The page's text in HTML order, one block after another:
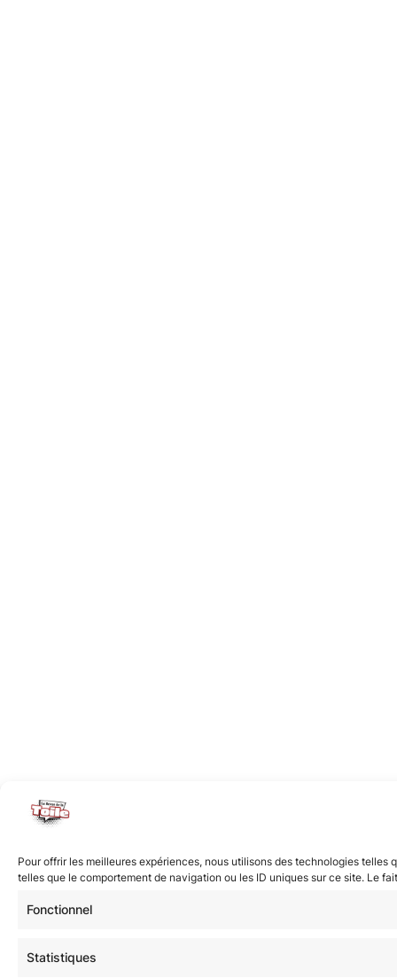
Pour offrir les meilleures expériences, nous utilisons des technologies
telles que le comportement de navigation ou les ID uniques sur ce site. Le
Fonctionnel
Statistiques